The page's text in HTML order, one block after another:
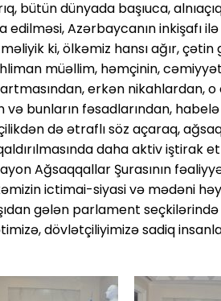
bütün dünyada başıuca,
Azərbaycanın inkişafı
ki, ölkəmiz hansı ağır,
müəllim, həmçinin,
artmasından, erkən nikahlardan,
və bunların fəsadlarından,
də ətraflı söz açaraq,
daha aktiv iştirak
Ağsaqqallar Şurasının
ictimai-siyasi və mədəni
gələn parlament
dövlətçiliyimizə sadiq